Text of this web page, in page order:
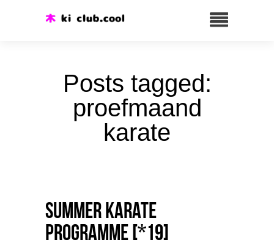
Posts tagged:
proefmaand
karate
Summer karate
programme [*19]